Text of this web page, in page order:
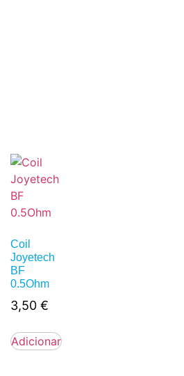
Coil
Joyetech
BF
0.5Ohm
3,50 €
Adicionar